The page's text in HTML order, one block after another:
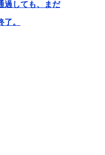
過しても、まだ
。